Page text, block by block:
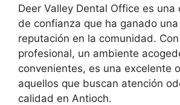
Deer Valley Dental Office es una
de confianza que ha ganado
reputación en la comunidad.
profesional, un ambiente
convenientes, es una excelente
aquellos que buscan atención
calidad en Antioch.